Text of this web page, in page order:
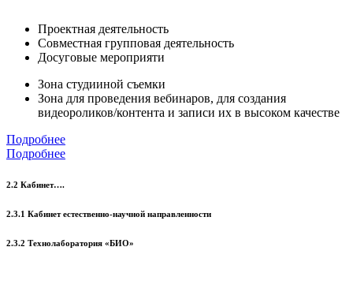
Проектная деятельность
Совместная групповая деятельность
Досуговые мероприяти
Зона студииной съемки
Зона для проведения вебинаров, для создания
видеороликов/контента и записи их в высоком качестве
Подробнее
Подробнее
2.2 Кабинет….
2.3.1 Кабинет естественно-научной направленности
2.3.2 Технолаборатория «БИО»